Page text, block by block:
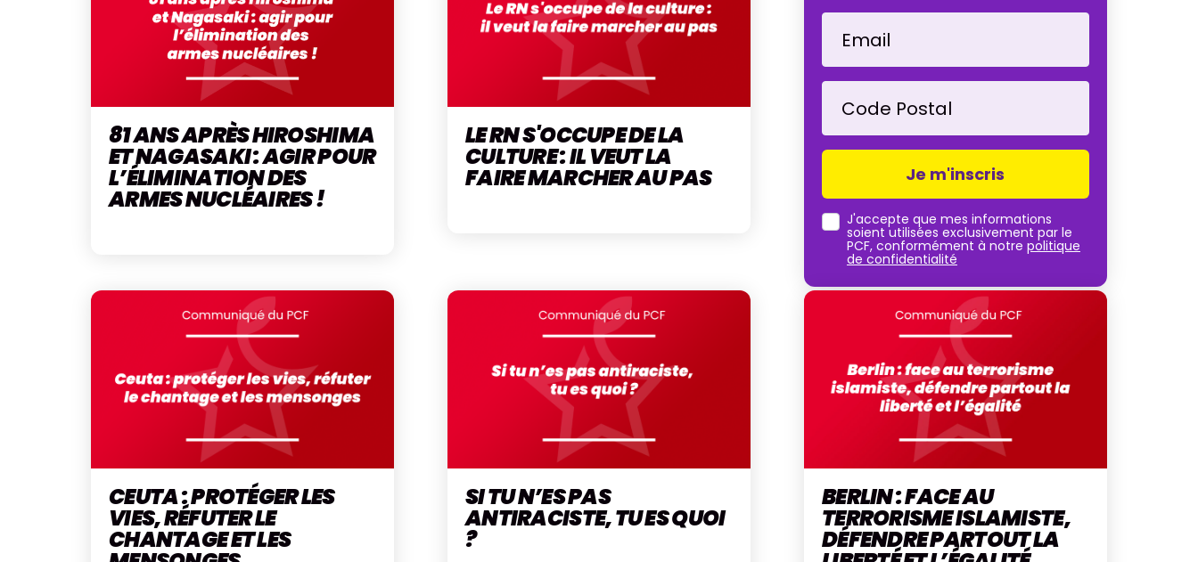
81 ANS APRÈS HIROSHIMA
ET NAGASAKI : AGIR POUR
L’ÉLIMINATION DES
ARMES NUCLÉAIRES !
LE RN S'OCCUPE DE LA
CULTURE : IL VEUT LA
FAIRE MARCHER AU PAS
Email
Code Postal
J'accepte que mes informations
soient utilisées exclusivement par le
PCF, conformément à notre politique
de confidentialité
CEUTA : PROTÉGER LES
VIES, RÉFUTER LE
CHANTAGE ET LES
SI TU N’ES PAS
ANTIRACISTE, TU ES QUOI
?
BERLIN : FACE AU
TERRORISME ISLAMISTE,
DÉFENDRE PARTOUT LA